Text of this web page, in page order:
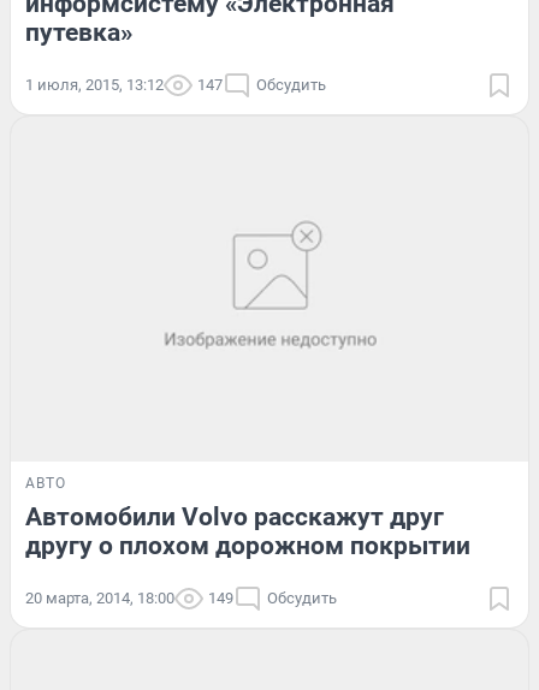
путевка»
1 июля, 2015, 13:12 147 Обсудить
АВТО
Автомобили Volvo расскажут друг
другу о плохом дорожном покрытии
20 марта, 2014, 18:00 149 Обсудить